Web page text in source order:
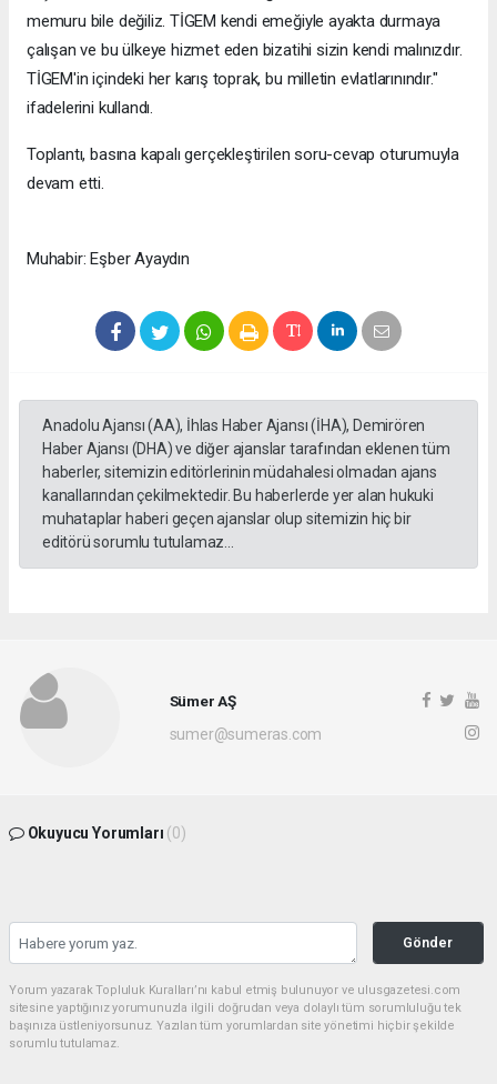
memuru bile değiliz. TİGEM kendi emeğiyle ayakta durmaya
çalışan ve bu ülkeye hizmet eden bizatihi sizin kendi malınızdır.
TİGEM'in içindeki her karış toprak, bu milletin evlatlarınındır."
ifadelerini kullandı.
Toplantı, basına kapalı gerçekleştirilen soru-cevap oturumuyla
devam etti.
Muhabir: Eşber Ayaydın
Anadolu Ajansı (AA), İhlas Haber Ajansı (İHA), Demirören
Haber Ajansı (DHA) ve diğer ajanslar tarafından eklenen tüm
haberler, sitemizin editörlerinin müdahalesi olmadan ajans
kanallarından çekilmektedir. Bu haberlerde yer alan hukuki
muhataplar haberi geçen ajanslar olup sitemizin hiç bir
editörü sorumlu tutulamaz...
Sümer AŞ
sumer@sumeras.com
Okuyucu Yorumları (0)
Gönder
Yorum yazarak Topluluk Kuralları’nı kabul etmiş bulunuyor ve ulusgazetesi.com
sitesine yaptığınız yorumunuzla ilgili doğrudan veya dolaylı tüm sorumluluğu tek
başınıza üstleniyorsunuz. Yazılan tüm yorumlardan site yönetimi hiçbir şekilde
sorumlu tutulamaz.